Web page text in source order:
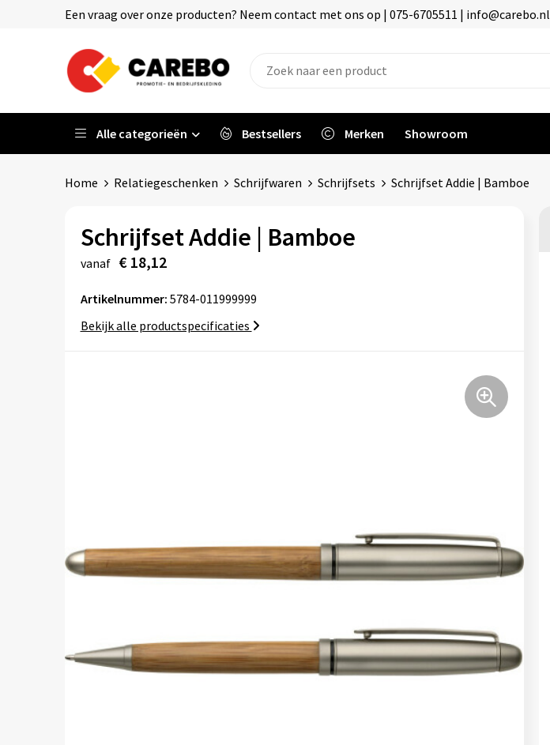
Een vraag over onze producten? Neem contact met ons op | 075-6705511 | info@carebo.nl
Alle categorieën Bestsellers Merken Showroom
Home Relatiegeschenken Schrijfwaren Schrijfsets Schrijfset Addie | Bamboe
Schrijfset Addie | Bamboe
vanaf € 18,12
Artikelnummer: 5784-011999999
Bekijk alle productspecificaties